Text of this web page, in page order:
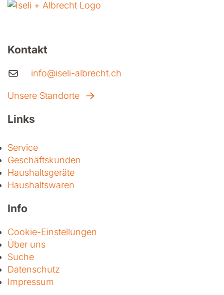
Kontakt
info@iseli-albrecht.ch
Unsere Standorte
Links
Service
Geschäftskunden
Haushaltsgeräte
Haushaltswaren
Info
Cookie-Einstellungen
Über uns
Suche
Datenschutz
Impressum